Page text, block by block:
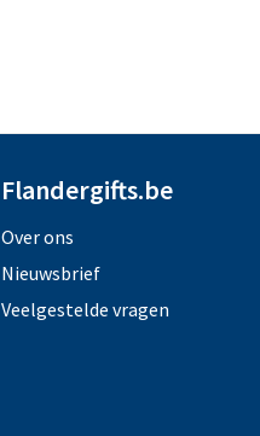
Flandergifts.be
Over ons
Nieuwsbrief
Veelgestelde vragen